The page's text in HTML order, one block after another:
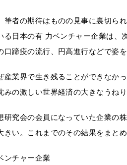
筆者の期待はものの見事に裏切ら
る日本の有 力ベンチャー企業は
口蹄疫の流行、円高進行などで姿
産業界で生き残ることができなか
みの激しい世界経済の大きなうね
研究会の会員になっていた企業の
きい。これまでのその結果をまと
ンチャー企業